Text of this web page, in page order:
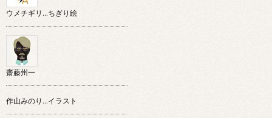
ウメチギリ…ちぎり絵
齋藤州一
作山みのり…イラスト